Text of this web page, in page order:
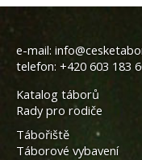
e-mail:
telefon: +420 603 183
Katalog táborů
Rady pro rodiče
Tábořiště
Táborové vybavení